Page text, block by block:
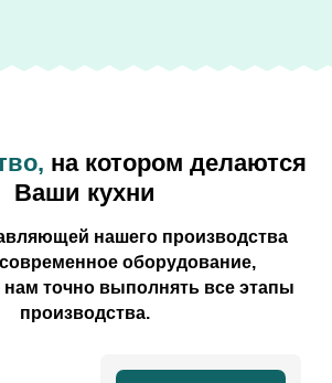
на котором делаются
Ваши кухни
нашего производства
оборудование,
точно выполнять все этапы
производства.